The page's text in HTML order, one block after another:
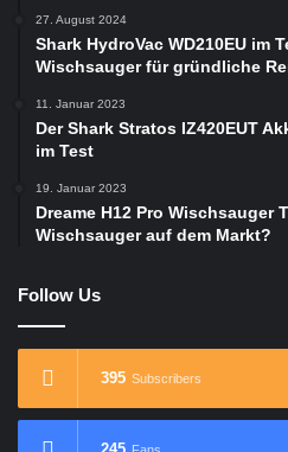
27. August 2024
Shark HydroVac WD210EU im
Wischsauger für gründliche
11. Januar 2023
Der Shark Stratos IZ420EUT
im Test
19. Januar 2023
Dreame H12 Pro Wischsauger
Wischsauger auf dem Markt?
Follow Us
395 Subscribers
245 Fans